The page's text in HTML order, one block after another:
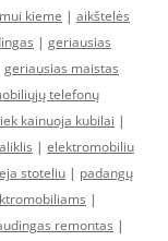
kieme | aikštelės
| geriausias
geriausias maistas
telefonų
kainuoja kubilai |
| elektromobiliu
stoteliu | padangų
|
remontas |